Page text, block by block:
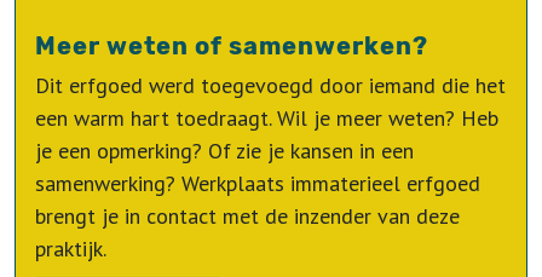
Meer weten of samenwerken?
Dit erfgoed werd toegevoegd door iemand die het
een warm hart toedraagt. Wil je meer weten? Heb
je een opmerking? Of zie je kansen in een
samenwerking? Werkplaats immaterieel erfgoed
brengt je in contact met de inzender van deze
praktijk.